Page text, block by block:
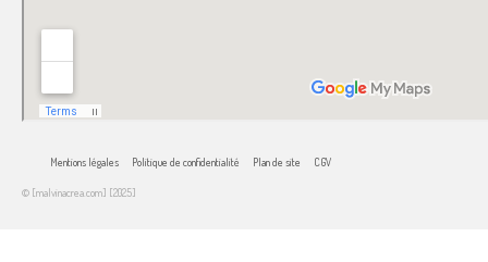
Mentions légales Politique de confidentialité Plan de site CGV
© [malvinacrea.com] [2025]